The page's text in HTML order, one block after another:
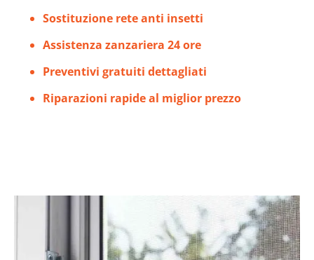
Sostituzione rete anti insetti
Assistenza zanzariera 24 ore
Preventivi gratuiti dettagliati
Riparazioni rapide al miglior prezzo